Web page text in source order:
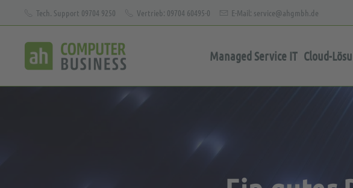
Tech. Support 09704 9250 Vertrieb: 09704 60495-0 E-Mail: service@ahgmbh.de
Managed Service IT Cloud-